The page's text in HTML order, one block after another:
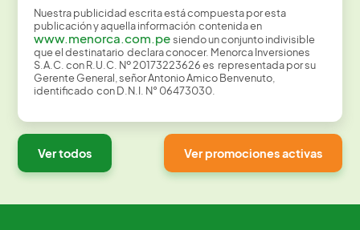
Nuestra publicidad escrita está compuesta por esta
publicación y aquella información contenida en
www.menorca.com.pesiendo un conjunto indivisible
que el destinatario declara conocer. Menorca Inversiones
S.A.C. con R.U.C. Nº 20173223626 es representada por su
Gerente General, señor Antonio Amico Benvenuto,
identificado con D.N.I. N° 06473030.
Ver todos Ver promociones activas